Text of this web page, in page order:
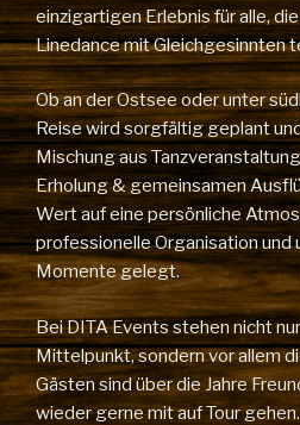
einzigartigen Erlebnis für alle,
Linedance mit Gleichgesinnten
Ob an der Ostsee oder unter
Reise wird sorgfältig geplant
Mischung aus
Erholung & gemeinsamen
Wert auf eine persönliche
professionelle Organisation und
Momente gelegt.
Bei DITA Events stehen nicht
Mittelpunkt, sondern vor allem
Gästen sind über die Jahre
wieder gerne mit auf Tour gehen.